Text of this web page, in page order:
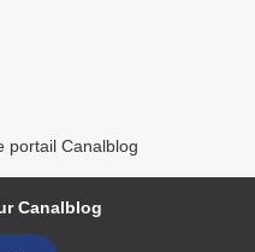
portail Canalblog
Canalblog